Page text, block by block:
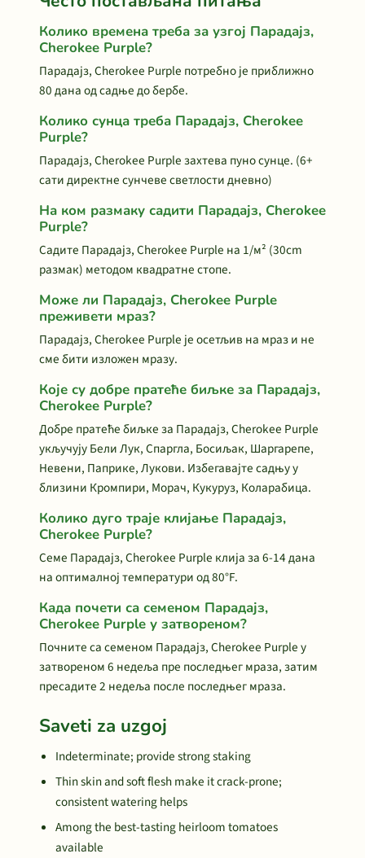
Колико времена треба за узгој Парадајз,
Cherokee Purple?
Парадајз, Cherokee Purple потребно је приближно
80 дана од садње до бербе.
Колико сунца треба Парадајз, Cherokee
Purple?
Парадајз, Cherokee Purple захтева пуно сунце. (6+
сати директне сунчеве светлости дневно)
На ком размаку садити Парадајз, Cherokee
Purple?
Садите Парадајз, Cherokee Purple на 1/м² (30cm
размак) методом квадратне стопе.
Може ли Парадајз, Cherokee Purple
преживети мраз?
Парадајз, Cherokee Purple је осетљив на мраз и не
сме бити изложен мразу.
Које су добре пратеће биљке за Парадајз,
Cherokee Purple?
Добре пратеће биљке за Парадајз, Cherokee Purple
укључују Бели Лук, Спаргла, Босиљак, Шаргарепе,
Невени, Паприке, Лукови. Избегавајте садњу у
близини Кромпири, Морач, Кукуруз, Коларабица.
Колико дуго траје клијање Парадајз,
Cherokee Purple?
Семе Парадајз, Cherokee Purple клија за 6-14 дана
на оптималној температури од 80°F.
Када почети са семеном Парадајз,
Cherokee Purple у затвореном?
Почните са семеном Парадајз, Cherokee Purple у
затвореном 6 недеља пре последњег мраза, затим
пресадите 2 недеља после последњег мраза.
Saveti za uzgoj
Indeterminate; provide strong staking
Thin skin and soft flesh make it crack-prone;
consistent watering helps
Among the best-tasting heirloom tomatoes
available